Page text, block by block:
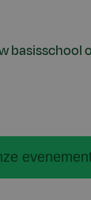
basisschool